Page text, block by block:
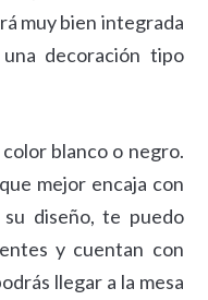
muy bien integrada
decoración tipo
blanco o negro.
mejor encaja con
diseño, te puedo
y cuentan con
llegar a la mesa